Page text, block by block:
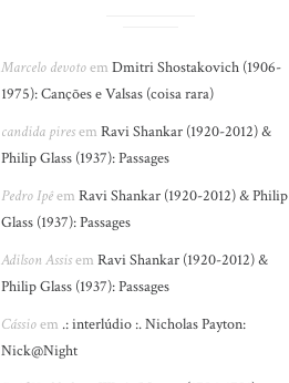
Marcelo devotoemDmitri Shostakovich (1906-
1975): Canções e Valsas (coisa rara)
candida piresemRavi Shankar (1920-2012) &
Philip Glass (1937): Passages
Pedro IpêemRavi Shankar (1920-2012) & Philip
Glass (1937): Passages
Adilson AssisemRavi Shankar (1920-2012) &
Philip Glass (1937): Passages
Cássioem .: interlúdio :. Nicholas Payton:
Nick@Night